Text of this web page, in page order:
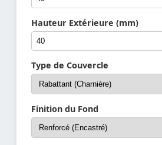
Hauteur Extérieure (mm)
Type de Couvercle
Finition du Fond